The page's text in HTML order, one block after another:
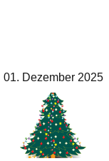
01. Dezember 2025